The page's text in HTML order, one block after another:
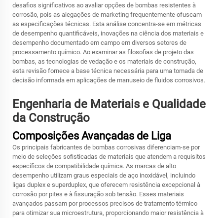
desafios significativos ao avaliar opções de bombas resistentes à
corrosão, pois as alegações de marketing frequentemente ofuscam
as especificações técnicas. Esta análise concentra-se em métricas
de desempenho quantificáveis, inovações na ciência dos materiais e
desempenho documentado em campo em diversos setores de
processamento químico. Ao examinar as filosofias de projeto das
bombas, as tecnologias de vedação e os materiais de construção,
esta revisão fornece a base técnica necessária para uma tomada de
decisão informada em aplicações de manuseio de fluidos corrosivos.
Engenharia de Materiais e Qualidade
da Construção
Composições Avançadas de Liga
Os principais fabricantes de bombas corrosivas diferenciam-se por
meio de seleções sofisticadas de materiais que atendem a requisitos
específicos de compatibilidade química. As marcas de alto
desempenho utilizam graus especiais de aço inoxidável, incluindo
ligas duplex e superduplex, que oferecem resistência excepcional à
corrosão por pites e à fissuração sob tensão. Esses materiais
avançados passam por processos precisos de tratamento térmico
para otimizar sua microestrutura, proporcionando maior resistência à